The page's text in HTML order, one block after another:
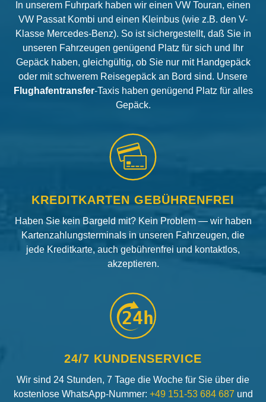
In unserem Fuhrpark haben wir einen VW Touran, einen
VW Passat Kombi und einen Kleinbus (wie z.B. den V-
Klasse Mercedes-Benz). So ist sichergestellt, daß Sie in
unseren Fahrzeugen genügend Platz für sich und Ihr
Gepäck haben, gleichgültig, ob Sie nur mit Handgepäck
oder mit schwerem Reisegepäck an Bord sind. Unsere
Flughafentransfer-Taxis haben genügend Platz für alles
Gepäck.
KREDITKARTEN GEBÜHRENFREI
Haben Sie kein Bargeld mit? Kein Problem — wir haben
Kartenzahlungsterminals in unseren Fahrzeugen, die
jede Kreditkarte, auch gebührenfrei und kontaktlos,
akzeptieren.
24h
24/7 KUNDENSERVICE
Wir sind 24 Stunden, 7 Tage die Woche für Sie über die
kostenlose WhatsApp-Nummer: +49 151-53 684 687 und